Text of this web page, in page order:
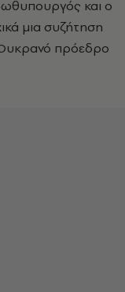
και ο
μια συζήτηση
πρόεδρο